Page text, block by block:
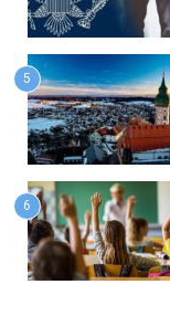
5
6